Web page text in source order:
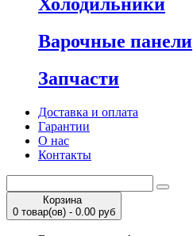
Варочные панели
Запчасти
Доставка и оплата
Гарантии
О нас
Контакты
Корзина
0 товар(ов) - 0.00 руб